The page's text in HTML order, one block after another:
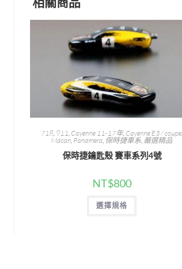
718 911 Cayenne 11-17年, Cayenne E3 / coupe
Macan Panamera 保時捷車系 嚴選精品
保時捷鑰匙殼 賽車系列4號
NT$800
選擇規格
此
品